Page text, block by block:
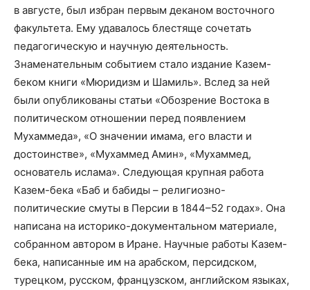
в августе, был избран первым деканом восточного
факультета. Ему удавалось блестяще сочетать
педагогическую и научную деятельность.
Знаменательным событием стало издание Казем-
беком книги «Мюридизм и Шамиль». Вслед за ней
были опубликованы статьи «Обозрение Востока в
политическом отношении перед появлением
Мухаммеда», «О значении имама, его власти и
достоинстве», «Мухаммед Амин», «Мухаммед,
основатель ислама». Следующая крупная работа
Казем-бека «Баб и бабиды – религиозно-
политические смуты в Персии в 1844–52 годах». Она
написана на историко-документальном материале,
собранном автором в Иране. Научные работы Казем-
бека, написанные им на арабском, персидском,
турецком, русском, французском, английском языках,